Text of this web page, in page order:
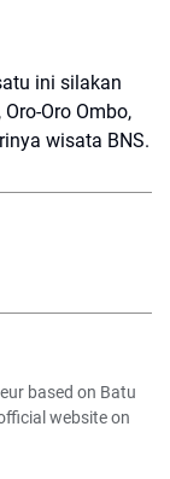
ini silakan
Oro Ombo,
wisata BNS.
based on Batu
website on